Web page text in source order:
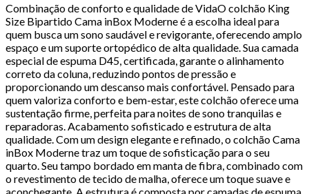
Combinação de conforto e qualidade de VidaO colchão King
Size Bipartido Cama inBox Moderne é a escolha ideal para
quem busca um sono saudável e revigorante, oferecendo amplo
espaço e um suporte ortopédico de alta qualidade. Sua camada
especial de espuma D45, certificada, garante o alinhamento
correto da coluna, reduzindo pontos de pressão e
proporcionando um descanso mais confortável. Pensado para
quem valoriza conforto e bem-estar, este colchão oferece uma
sustentação firme, perfeita para noites de sono tranquilas e
reparadoras. Acabamento sofisticado e estrutura de alta
qualidade. Com um design elegante e refinado, o colchão Cama
inBox Moderne traz um toque de sofisticação para o seu
quarto. Seu tampo bordado em manta de fibra, combinado com
o revestimento de tecido de malha, oferece um toque suave e